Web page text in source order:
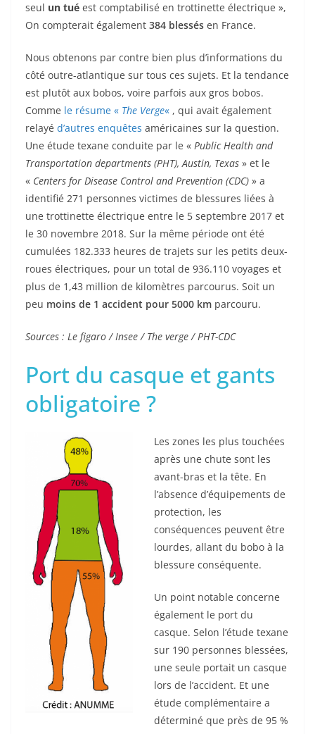
seul un tué est comptabilisé en trottinette électrique »,
On compterait également 384 blessés en France.
Nous obtenons par contre bien plus d’informations du
côté outre-atlantique sur tous ces sujets. Et la tendance
est plutôt aux bobos, voire parfois aux gros bobos.
Comme le résume « The Verge« , qui avait également
relayé d’autres enquêtes américaines sur la question.
Une étude texane conduite par le « Public Health and
Transportation departments (PHT), Austin, Texas » et le
« Centers for Disease Control and Prevention (CDC) » a
identifié 271 personnes victimes de blessures liées à
une trottinette électrique entre le 5 septembre 2017 et
le 30 novembre 2018. Sur la même période ont été
cumulées 182.333 heures de trajets sur les petits deux-
roues électriques, pour un total de 936.110 voyages et
plus de 1,43 million de kilomètres parcourus. Soit un
peu moins de 1 accident pour 5000 km parcouru.
Sources : Le figaro / Insee / The verge / PHT-CDC
Port du casque et gants
obligatoire ?
Les zones les plus touchées
après une chute sont les
avant-bras et la tête. En
l’absence d’équipements de
protection, les
conséquences peuvent être
lourdes, allant du bobo à la
blessure conséquente.
Un point notable concerne
également le port du
casque. Selon l’étude texane
sur 190 personnes blessées,
une seule portait un casque
lors de l’accident. Et une
étude complémentaire a
déterminé que près de 95 %